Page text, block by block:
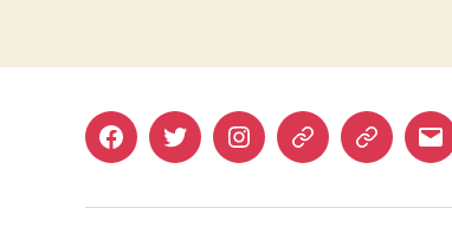
FacebookTwitterInstagramMastodonBlueskyE-